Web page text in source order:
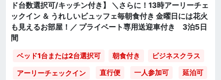
ド台数選択可/キッチン付き】 ＼さらに！13時アーリーチェ
ックイン ＆ うれしいビュッフェ毎朝食付き 金曜日には花火
も見えるお部屋！／ プライベート専用送迎車付き 3泊5日
間
ベッド1台または2台選択可 朝食付き ビジネスクラス
アーリーチェックイン 直行便 一人参加可 延泊可